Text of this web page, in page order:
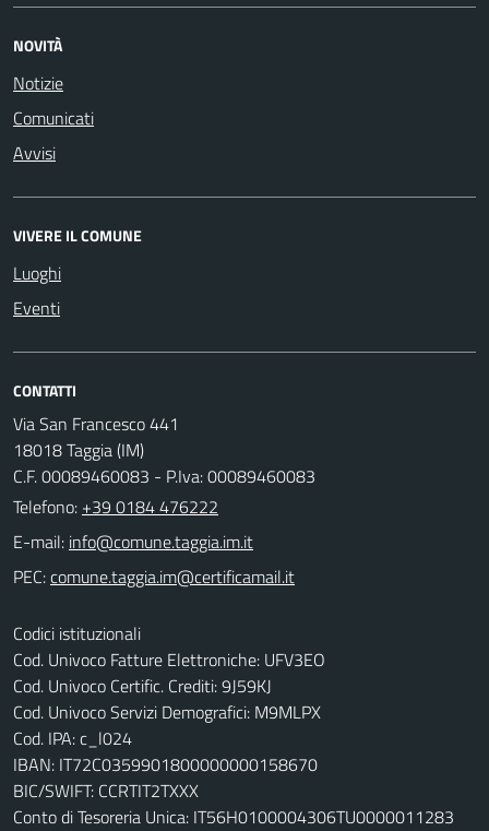
NOVITÀ
Notizie
Comunicati
Avvisi
VIVERE IL COMUNE
Luoghi
Eventi
CONTATTI
Via San Francesco 441
18018 Taggia (IM)
C.F. 00089460083 - P.Iva: 00089460083
Telefono: +39 0184 476222
E-mail:
PEC:
Codici istituzionali
Cod. Univoco Fatture Elettroniche: UFV3EO
Cod. Univoco Certific. Crediti: 9J59KJ
Cod. Univoco Servizi Demografici: M9MLPX
Cod. IPA: c_l024
IBAN: IT72C0359901800000000158670
BIC/SWIFT: CCRTIT2TXXX
Conto di Tesoreria Unica: IT56H0100004306TU0000011283